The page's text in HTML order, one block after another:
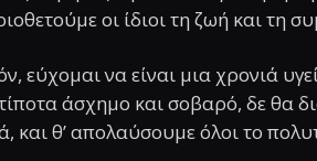
οι ίδιοι τη ζωή και τη
εύχομαι να είναι μια χρονιά
άσχημο και σοβαρό, δε θα
και θ’ απολαύσουμε όλοι το